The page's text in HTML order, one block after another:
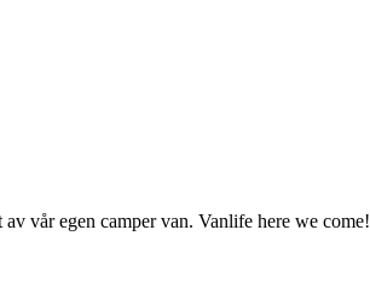
vår egen camper van. Vanlife here we come!